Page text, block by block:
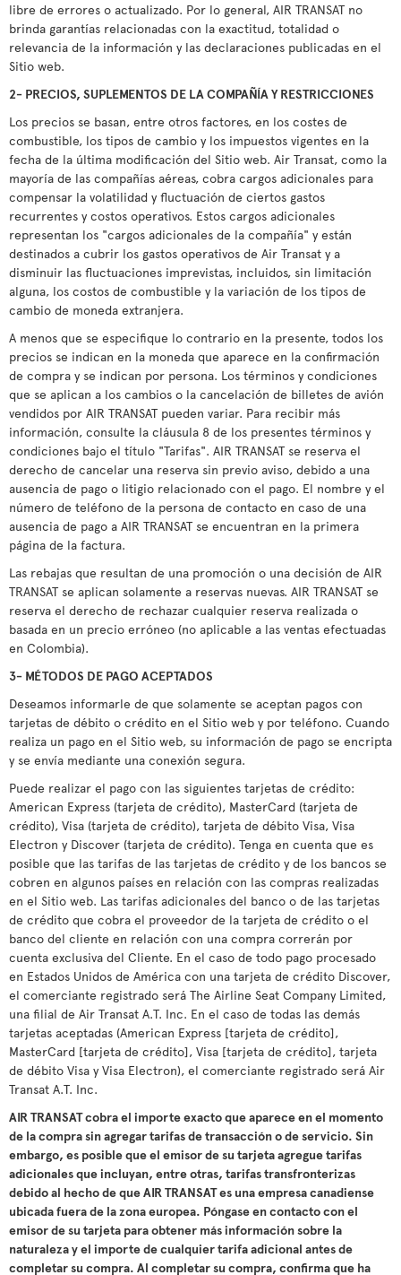
libre de errores o actualizado. Por lo general, AIR TRANSAT no
brinda garantías relacionadas con la exactitud, totalidad o
relevancia de la información y las declaraciones publicadas en el
Sitio web.
2- PRECIOS, SUPLEMENTOS DE LA COMPAÑÍA Y RESTRICCIONES
Los precios se basan, entre otros factores, en los costes de
combustible, los tipos de cambio y los impuestos vigentes en la
fecha de la última modificación del Sitio web. Air Transat, como la
mayoría de las compañías aéreas, cobra cargos adicionales para
compensar la volatilidad y fluctuación de ciertos gastos
recurrentes y costos operativos. Estos cargos adicionales
representan los "cargos adicionales de la compañía" y están
destinados a cubrir los gastos operativos de Air Transat y a
disminuir las fluctuaciones imprevistas, incluidos, sin limitación
alguna, los costos de combustible y la variación de los tipos de
cambio de moneda extranjera.
A menos que se especifique lo contrario en la presente, todos los
precios se indican en la moneda que aparece en la confirmación
de compra y se indican por persona. Los términos y condiciones
que se aplican a los cambios o la cancelación de billetes de avión
vendidos por AIR TRANSAT pueden variar. Para recibir más
información, consulte la cláusula 8 de los presentes términos y
condiciones bajo el título "Tarifas". AIR TRANSAT se reserva el
derecho de cancelar una reserva sin previo aviso, debido a una
ausencia de pago o litigio relacionado con el pago. El nombre y el
número de teléfono de la persona de contacto en caso de una
ausencia de pago a AIR TRANSAT se encuentran en la primera
página de la factura.
Las rebajas que resultan de una promoción o una decisión de AIR
TRANSAT se aplican solamente a reservas nuevas. AIR TRANSAT se
reserva el derecho de rechazar cualquier reserva realizada o
basada en un precio erróneo (no aplicable a las ventas efectuadas
en Colombia).
3- MÉTODOS DE PAGO ACEPTADOS
Deseamos informarle de que solamente se aceptan pagos con
tarjetas de débito o crédito en el Sitio web y por teléfono. Cuando
realiza un pago en el Sitio web, su información de pago se encripta
y se envía mediante una conexión segura.
Puede realizar el pago con las siguientes tarjetas de crédito:
American Express (tarjeta de crédito), MasterCard (tarjeta de
crédito), Visa (tarjeta de crédito), tarjeta de débito Visa, Visa
Electron y Discover (tarjeta de crédito). Tenga en cuenta que es
posible que las tarifas de las tarjetas de crédito y de los bancos se
cobren en algunos países en relación con las compras realizadas
en el Sitio web. Las tarifas adicionales del banco o de las tarjetas
de crédito que cobra el proveedor de la tarjeta de crédito o el
banco del cliente en relación con una compra correrán por
cuenta exclusiva del Cliente. En el caso de todo pago procesado
en Estados Unidos de América con una tarjeta de crédito Discover,
el comerciante registrado será The Airline Seat Company Limited,
una filial de Air Transat A.T. Inc. En el caso de todas las demás
tarjetas aceptadas (American Express [tarjeta de crédito],
MasterCard [tarjeta de crédito], Visa [tarjeta de crédito], tarjeta
de débito Visa y Visa Electron), el comerciante registrado será Air
Transat A.T. Inc.
AIR TRANSAT cobra el importe exacto que aparece en el momento
de la compra sin agregar tarifas de transacción o de servicio. Sin
embargo, es posible que el emisor de su tarjeta agregue tarifas
adicionales que incluyan, entre otras, tarifas transfronterizas
debido al hecho de que AIR TRANSAT es una empresa canadiense
ubicada fuera de la zona europea. Póngase en contacto con el
emisor de su tarjeta para obtener más información sobre la
naturaleza y el importe de cualquier tarifa adicional antes de
completar su compra. Al completar su compra, confirma que ha